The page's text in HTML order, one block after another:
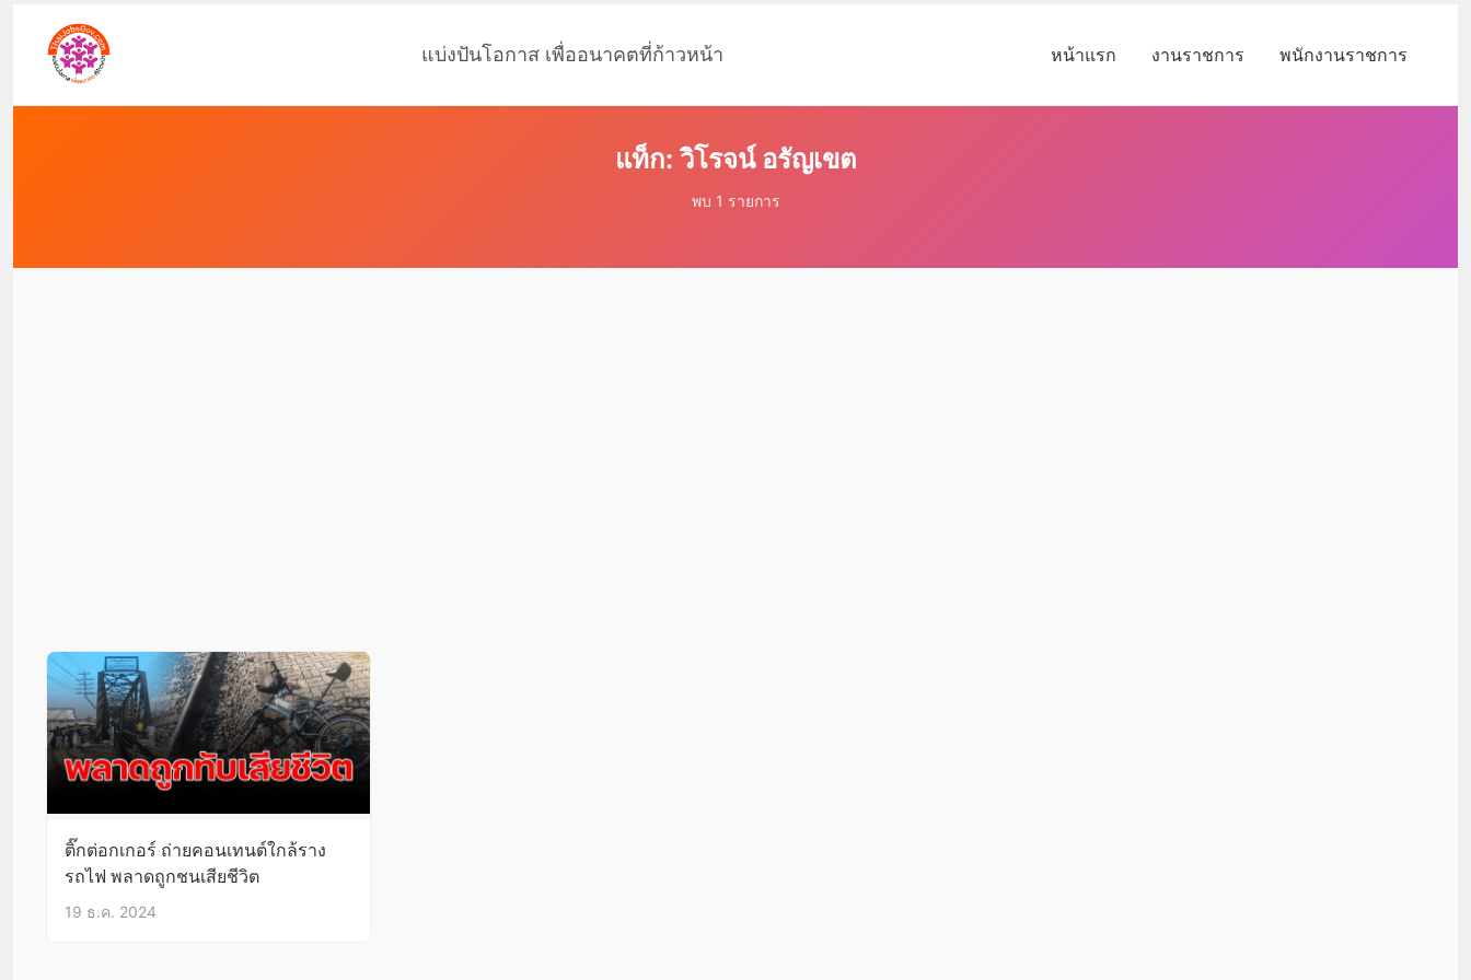
แบ่งปันโอกาส เพื่ออนาคตที่ก้าวหน้า หน้าแรก งานราชการ พนักงานราชการ
แท็ก: วิโรจน์ อรัญเขต
พบ 1 รายการ
ติ๊กต่อกเกอร์ ถ่ายคอนเทนต์ใกล้ราง
รถไฟ พลาดถูกชนเสียชีวิต
19 ธ.ค. 2024